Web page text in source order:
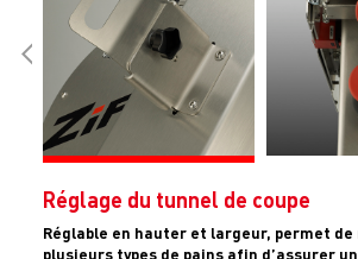
Réglage du tunnel de coupe
Réglable en hauter et largeur, permet
plusieurs types de pains afin d’assurer